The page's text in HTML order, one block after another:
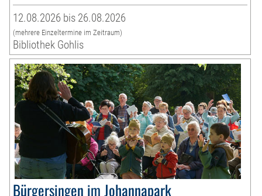
12.08.2026 bis 26.08.2026
(mehrere Einzeltermine im Zeitraum)
Bibliothek Gohlis
Bürgersingen im Johannapark